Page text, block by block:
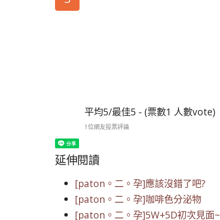
平均5/最佳5 - (票數1 人數vote)
1位網友投票評論
延伸閱讀
[paton。二。孕]應該沒錯了吧?
[paton。二。孕]咖啡色分泌物
[paton。二。孕]5W+5D初次見面~